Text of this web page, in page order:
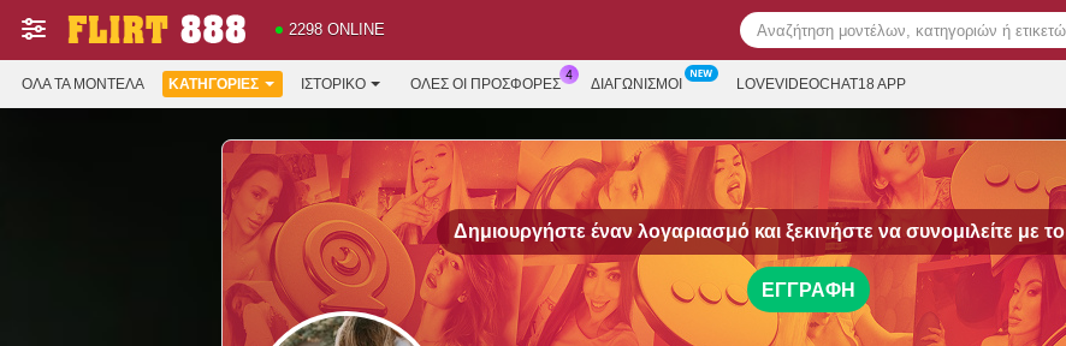
2298 ONLINE
ΌΛΑ ΤΑ ΜΟΝΤΈΛΑ ΚΑΤΗΓΟΡΊΕΣ ΙΣΤΟΡΙΚΌ ΟΛΕΣ ΟΙ ΠΡΟΣΦΟΡΕΣ ΔΙΑΓΩΝΙΣΜΟΊ LOVEVIDEOCHAT18 APP
Δημιουργήστε έναν λογαριασμό και ξεκινήστε να συνομιλείτε με το
ΕΓΓΡΑΦΉ